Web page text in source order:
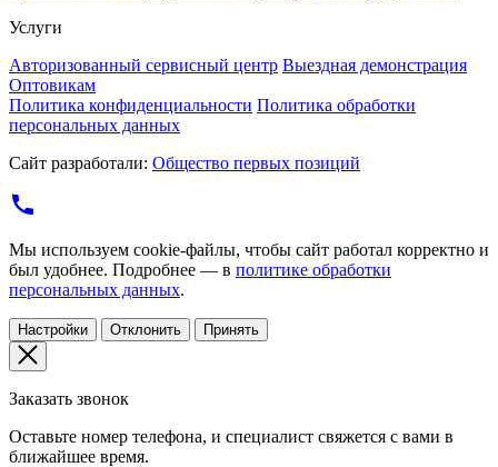
Услуги
Авторизованный сервисный центр Выездная демонстрация
Оптовикам
Политика конфиденциальности Политика обработки
персональных данных
Сайт разработали: Общество первых позиций
Мы используем cookie-файлы, чтобы сайт работал корректно и
был удобнее. Подробнее — в политике обработки
персональных данных.
Настройки Отклонить Принять
Заказать звонок
Оставьте номер телефона, и специалист свяжется с вами в
ближайшее время.